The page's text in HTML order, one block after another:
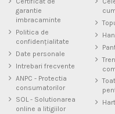
garantie
imbracaminte
Politica de
confidențialitate
Date personale
Intrebari frecvente
ANPC - Protectia
consumatorilor
SOL - Solutionarea
online a litigiilor